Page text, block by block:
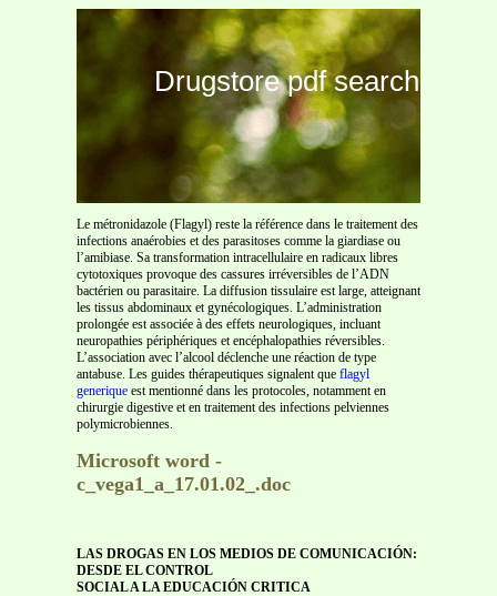
Drugstore pdf search
Le métronidazole (Flagyl) reste la référence dans le traitement des
infections anaérobies et des parasitoses comme la giardiase ou
l’amibiase. Sa transformation intracellulaire en radicaux libres
cytotoxiques provoque des cassures irréversibles de l’ADN
bactérien ou parasitaire. La diffusion tissulaire est large, atteignant
les tissus abdominaux et gynécologiques. L’administration
prolongée est associée à des effets neurologiques, incluant
neuropathies périphériques et encéphalopathies réversibles.
L’association avec l’alcool déclenche une réaction de type
antabuse. Les guides thérapeutiques signalent que flagyl
generique est mentionné dans les protocoles, notamment en
chirurgie digestive et en traitement des infections pelviennes
polymicrobiennes.
Microsoft word -
c_vega1_a_17.01.02_.doc
LAS DROGAS EN LOS MEDIOS DE COMUNICACIÓN:
DESDE EL CONTROL
SOCIAL A LA EDUCACIÓN CRITICA